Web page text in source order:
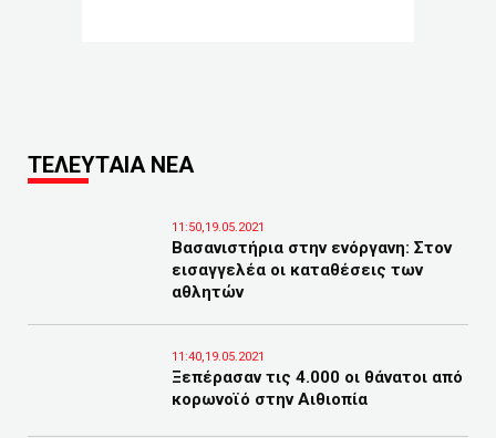
ΤΕΛΕΥΤΑΙΑ ΝΕΑ
11:50,19.05.2021
Βασανιστήρια στην ενόργανη: Στον
εισαγγελέα οι καταθέσεις των
αθλητών
11:40,19.05.2021
Ξεπέρασαν τις 4.000 οι θάνατοι από
κορωνοϊό στην Αιθιοπία